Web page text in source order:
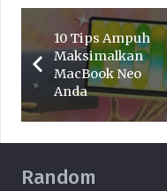
10 Tips Ampuh
Maksimalkan
MacBook Neo
Anda
Random